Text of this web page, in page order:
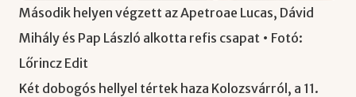
Második helyen végzett az Apetroae Lucas, Dávid
Mihály és Pap László alkotta refis csapat • Fotó:
Lőrincz Edit
Két dobogós hellyel tértek haza Kolozsvárról, a 11.